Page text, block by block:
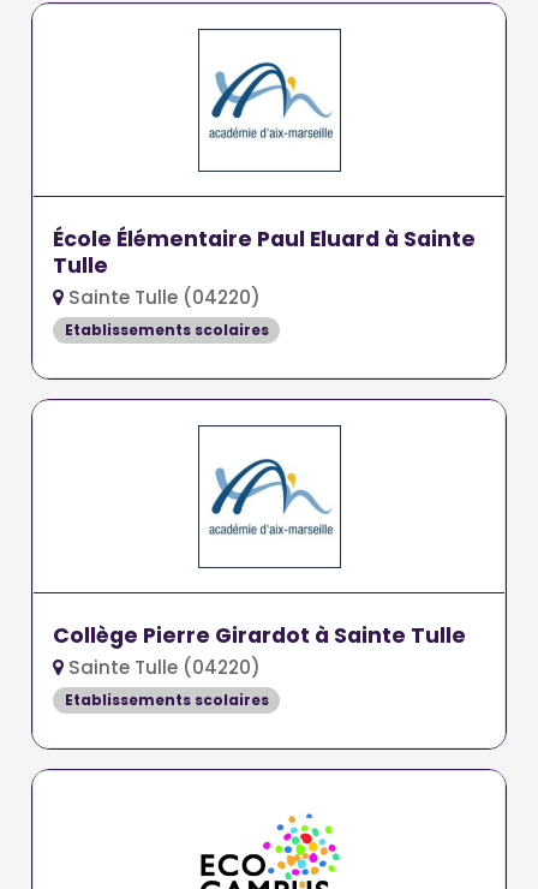
École Élémentaire Paul Eluard à Sainte
Tulle
Sainte Tulle (04220)
Etablissements scolaires
Collège Pierre Girardot à Sainte Tulle
Sainte Tulle (04220)
Etablissements scolaires